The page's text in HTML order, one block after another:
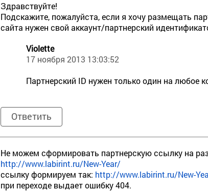
Здравствуйте!
Подскажите, пожалуйста, если я хочу размещать
сайта нужен свой аккаунт/партнерский
Violette
17 ноября 2013 13:03:52
Партнерский ID нужен только один на любое
Ответить
Не можем сформировать партнерскую ссылку на
http://www.labirint.ru/New-Year/
ссылку формируем так: http://www.labirint.ru/New-
при переходе выдает ошибку 404.